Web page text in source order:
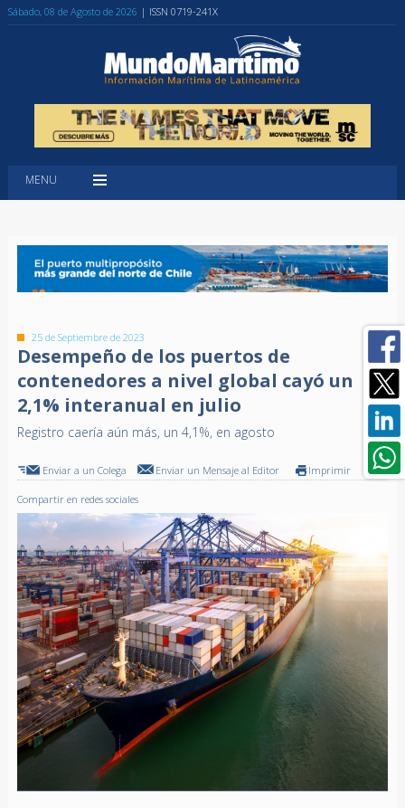
Sábado, 08 de Agosto de 2026 | ISSN 0719-241X
MENU
25 de Septiembre de 2023
Desempeño de los puertos de
contenedores a nivel global cayó un
2,1% interanual en julio
Registro caería aún más, un 4,1%, en agosto
Enviar a un Colega Enviar un Mensaje al Editor Imprimir
Compartir en redes sociales